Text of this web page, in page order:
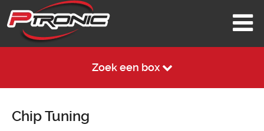
Zoek een box
Chip Tuning